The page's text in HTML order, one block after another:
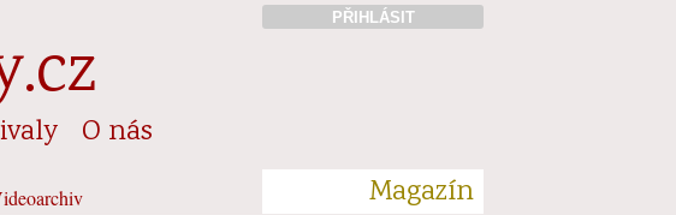
PŘIHLÁSIT
O nás
Magazín